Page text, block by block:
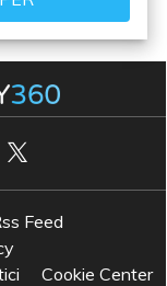
Feed
Cookie Center